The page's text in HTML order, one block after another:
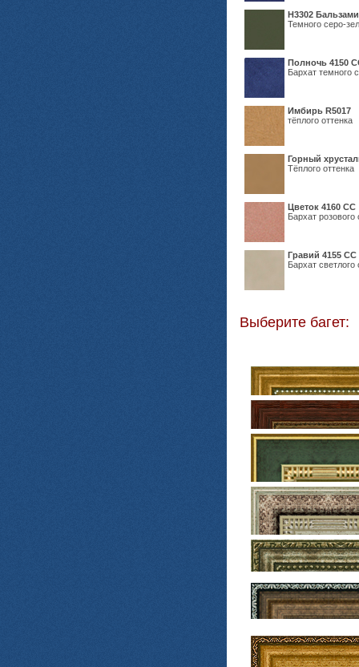
Н3302
Темного серо-
Полночь 4150
Бархат темного
Имбирь R5017
тёплого оттенка
Горный
Тёплого оттенка
Цветок 4160 СС
Бархат розового
Гравий 4155 СС
Бархат светлого
Выберите багет: